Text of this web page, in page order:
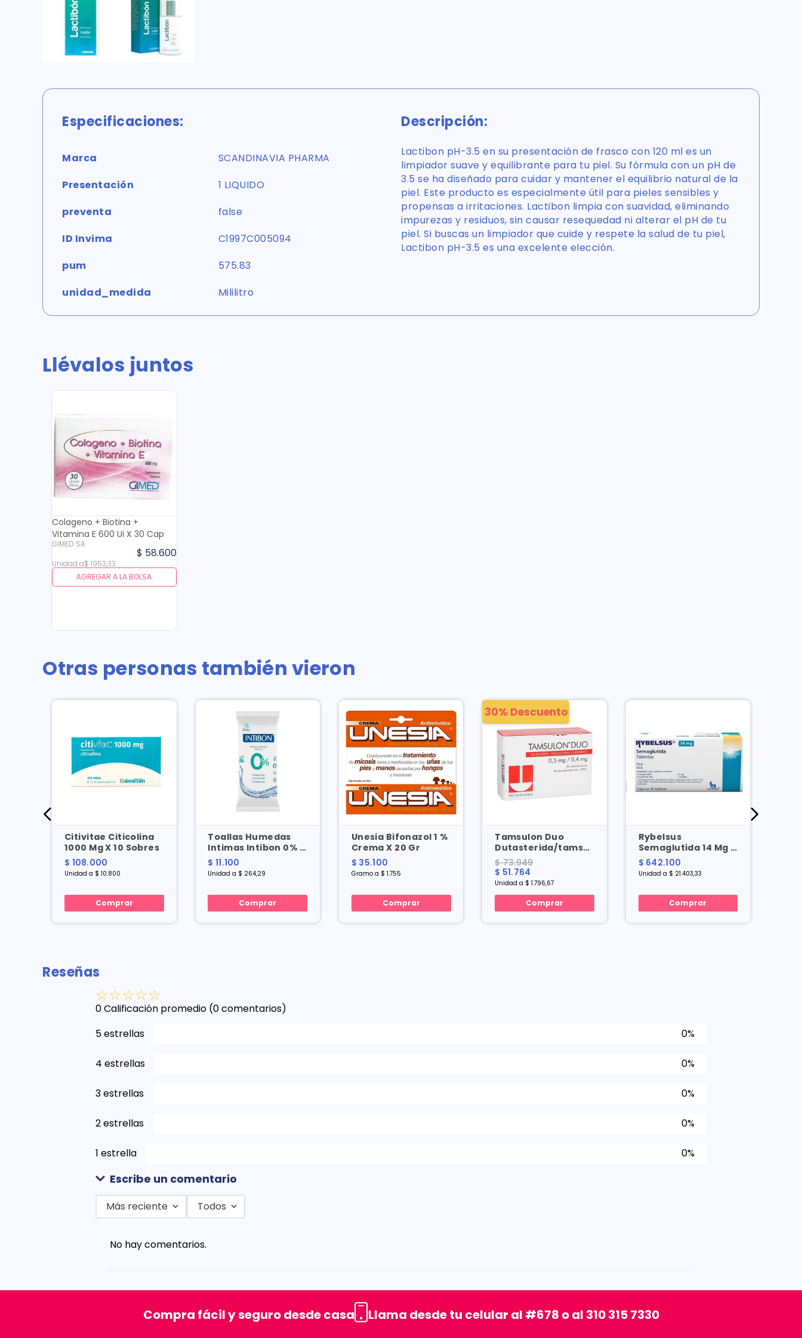
Especificaciones:
Marca
SCANDINAVIA PHARMA
Presentación
1 LIQUIDO
preventa
false
ID Invima
C1997C005094
pum
575.83
unidad_medida
Mililitro
Descripción:
Lactibon pH-3.5 en su presentación de frasco con 120 ml es un
limpiador suave y equilibrante para tu piel. Su fórmula con un pH de
3.5 se ha diseñado para cuidar y mantener el equilibrio natural de la
piel. Este producto es especialmente útil para pieles sensibles y
propensas a irritaciones. Lactibon limpia con suavidad, eliminando
impurezas y residuos, sin causar resequedad ni alterar el pH de tu
piel. Si buscas un limpiador que cuide y respete la salud de tu piel,
Lactibon pH-3.5 es una excelente elección.
Llévalos juntos
Colageno + Biotina +
Vitamina E 600 Ui X 30 Cap
GIMED SA
$ 58.600
Unidad a$ 1953,33
AGREGAR A LA BOLSA
Otras personas también vieron
Citivitae Citicolina
1000 Mg X 10 Sobres
$ 108.000
Unidad a $ 10.800
Comprar
Toallas Humedas
Intimas Intibon 0% X
42 Und
$ 11.100
Unidad a $ 264,29
Comprar
Unesia Bifonazol 1 %
Crema X 20 Gr
$ 35.100
Gramo a $ 1.755
Comprar
30% Descuento
Tamsulon Duo
Dutasterida/tamsulosina
0.5/0.4 Mg X 30 Cap
$ 73.949
$ 51.764
Unidad a $ 1.796,67
Comprar
Rybelsus
Semaglutida 14 Mg X
30 Tabl
$ 642.100
Unidad a $ 21.403,33
Comprar
Reseñas
☆☆☆☆☆
0 Calificación promedio (0 comentarios)
5 estrellas
0%
4 estrellas 0%
3 estrellas 0%
2 estrellas 0%
1 estrella 0%
Escribe un comentario
Título
★★★★
Más reciente Todos
No hay comentarios.
Compra fácil y seguro desde casa Llama desde tu celular al #678 o al 310 315 7330